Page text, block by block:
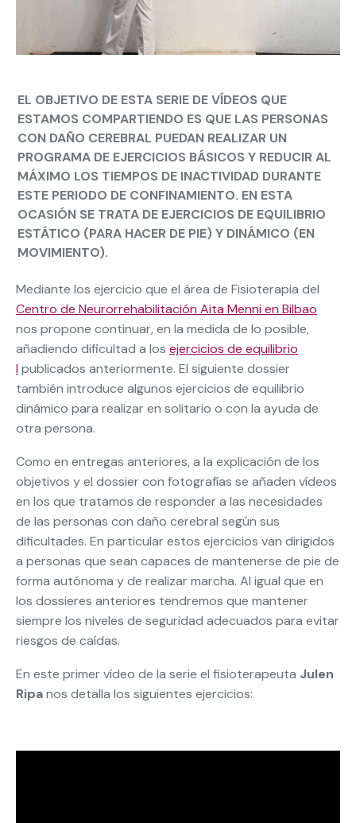
EL OBJETIVO DE ESTA SERIE DE VÍDEOS QUE
ESTAMOS COMPARTIENDO ES QUE LAS PERSONAS
CON DAÑO CEREBRAL PUEDAN REALIZAR UN
PROGRAMA DE EJERCICIOS BÁSICOS Y REDUCIR AL
MÁXIMO LOS TIEMPOS DE INACTIVIDAD DURANTE
ESTE PERIODO DE CONFINAMIENTO. EN ESTA
OCASIÓN SE TRATA DE EJERCICIOS DE EQUILIBRIO
ESTÁTICO (PARA HACER DE PIE) Y DINÁMICO (EN
MOVIMIENTO).
Mediante los ejercicio que el área de Fisioterapia del
Centro de Neurorrehabilitación Aita Menni en Bilbao
nos propone continuar, en la medida de lo posible,
añadiendo dificultad a los ejercicios de equilibrio
I publicados anteriormente. El siguiente dossier
también introduce algunos ejercicios de equilibrio
dinámico para realizar en solitario o con la ayuda de
otra persona.
Como en entregas anteriores, a la explicación de los
objetivos y el dossier con fotografías se añaden vídeos
en los que tratamos de responder a las necesidades
de las personas con daño cerebral según sus
dificultades. En particular estos ejercicios van dirigidos
a personas que sean capaces de mantenerse de pie de
forma autónoma y de realizar marcha. Al igual que en
los dossieres anteriores tendremos que mantener
siempre los niveles de seguridad adecuados para evitar
riesgos de caídas.
En este primer vídeo de la serie el fisioterapeuta Julen
Ripanos detalla los siguientes ejercicios: